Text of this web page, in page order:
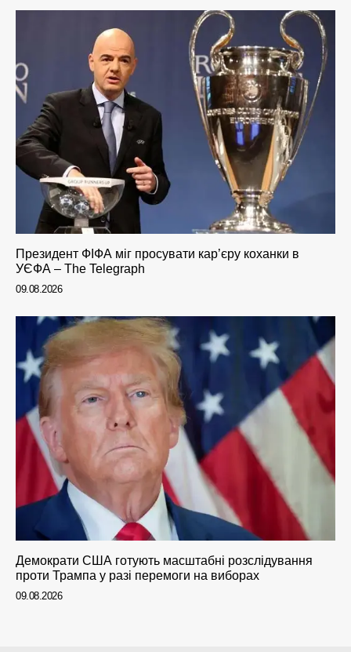
Президент ФІФА міг просувати кар’єру коханки в
УЄФА – The Telegraph
09.08.2026
Демократи США готують масштабні розслідування
проти Трампа у разі перемоги на виборах
09.08.2026